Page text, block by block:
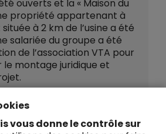
vous donne le contrôle sur
ouverts et la « Maison du
propriété appartenant à
à 2 km de l’usine a été
salariée du groupe a été
de l’association VTA pour
montage juridique et
En savoir plus